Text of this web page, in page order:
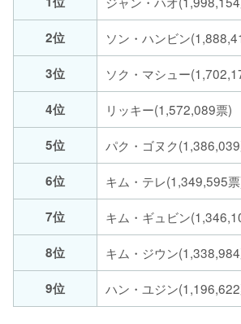
2位
ソン・ハンビン
3位
ソク・マシュー
4位
リッキー(1,572,089票)
5位
パク・ゴヌク
6位
キム・テレ(1,349,595
7位
キム・ギュビン
8位
キム・ジウン
9位
ハン・ユジン